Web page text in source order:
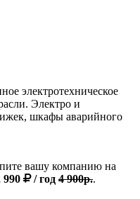
электротехническое
Электро и
шкафы аварийного
вашу компанию на
990 / год 4 900р..